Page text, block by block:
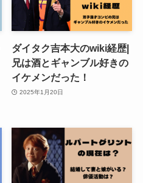
ダイタク吉本大のwiki経歴|
兄は酒とギャンブル好きの
イケメンだった！
2025年1月20日